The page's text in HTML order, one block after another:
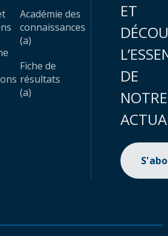
Académie des
connaissances
(a)
Fiche de
résultats
(a)
ET
DE
NOTRE